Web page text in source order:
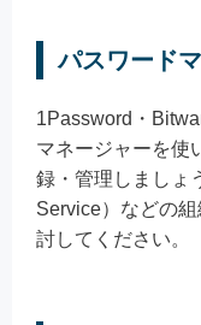
パスワード
1Password・
マネージャーを使
録・管理しましょ
Service）などの
討してください。